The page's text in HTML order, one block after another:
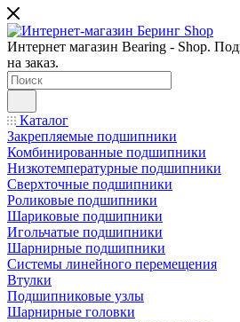
Интернет магазин Bearing - Shop.
на заказ.
Каталог
Закрепляемые подшипники
Комбинированные подшипники
Низкотемпературные подшипники
Сверхточные подшипники
Роликовые подшипники
Шариковые подшипники
Игольчатые подшипники
Шарнирные подшипники
Системы линейного перемещения
Втулки
Подшипниковые узлы
Шарнирные головки